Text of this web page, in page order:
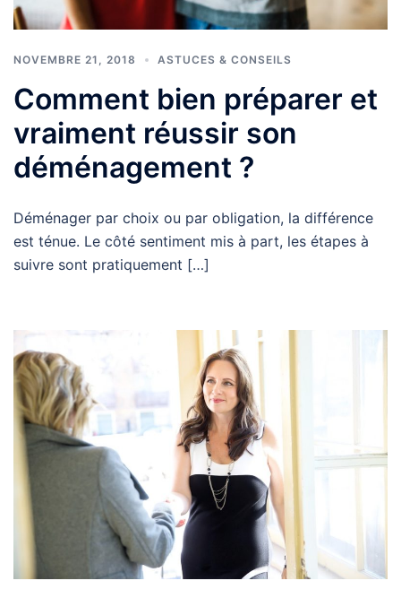
NOVEMBRE 21, 2018 ASTUCES & CONSEILS
Comment bien préparer et
vraiment réussir son
déménagement ?
Déménager par choix ou par obligation, la différence
est ténue. Le côté sentiment mis à part, les étapes à
suivre sont pratiquement […]